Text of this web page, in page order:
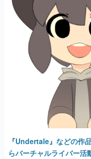
『Undertale』などの作
らバーチャルライバー